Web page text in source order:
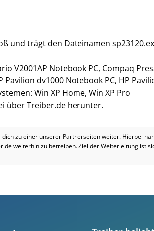
und trägt den Dateinamen
V2001AP Notebook PC, Compaq
dv1000 Notebook PC, HP
Win XP Home, Win XP Pro
über Treiber.de herunter.
zu einer unserer Partnerseiten weiter. Hierbei
weiterhin zu betreiben. Ziel der Weiterleitung ist